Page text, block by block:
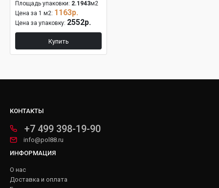
Площадь упаковки: 2.1943м2
Цена за 1 м2: 1163р.
Цена за упаковку: 2552р.
Купить
КОНТАКТЫ
+7 499 398-19-90
info@pol88.ru
ИНФОРМАЦИЯ
О нас
Доставка и оплата